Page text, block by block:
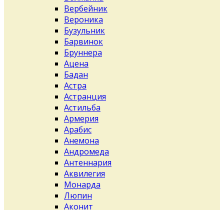
Вербейник
Вероника
Бузульник
Барвинок
Бруннера
Ацена
Бадан
Астра
Астранция
Астильба
Армерия
Арабис
Анемона
Андромеда
Антеннария
Аквилегия
Монарда
Люпин
Аконит